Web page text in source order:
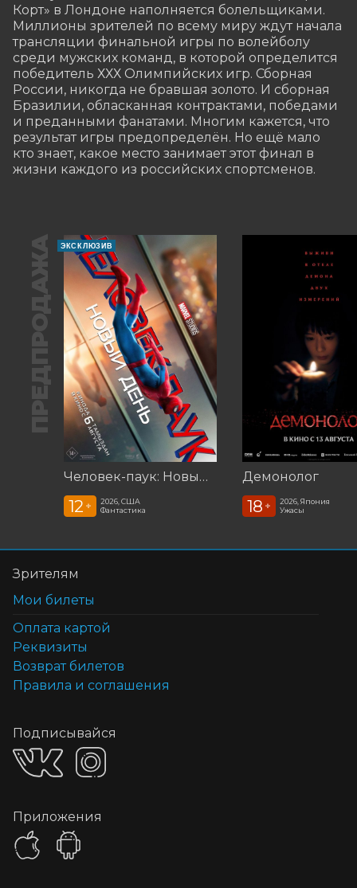
Корт» в Лондоне наполняется болельщиками.
Миллионы зрителей по всему миру ждут начала
трансляции финальной игры по волейболу
среди мужских команд, в которой определится
победитель ХХХ Олимпийских игр. Сборная
России, никогда не бравшая золото. И сборная
Бразилии, обласканная контрактами, победами
и преданными фанатами. Многим кажется, что
результат игры предопределён. Но ещё мало
кто знает, какое место занимает этот финал в
жизни каждого из российских спортсменов.
ПРЕДПРОДАЖА ЭКСКЛЮЗИВ
Человек-паук: Новый день (2026)
12 +
2026, США
Фантастика
Демонолог
18 +
2026, Япония
Ужасы
Зрителям
Мои билеты
Оплата картой
Реквизиты
Возврат билетов
Правила и соглашения
Подписывайся
Приложения